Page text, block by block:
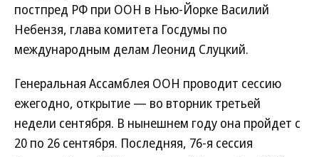
постпред РФ при ООН в Нью-Йорке Василий
Небензя, глава комитета Госдумы по
международным делам Леонид Слуцкий.
Генеральная Ассамблея ООН проводит сессию
ежегодно, открытие — во вторник третьей
недели сентября. В нынешнем году она пройдет с
20 по 26 сентября. Последняя, 76-я сессия